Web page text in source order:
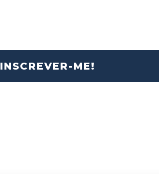
INSCREVER-ME!